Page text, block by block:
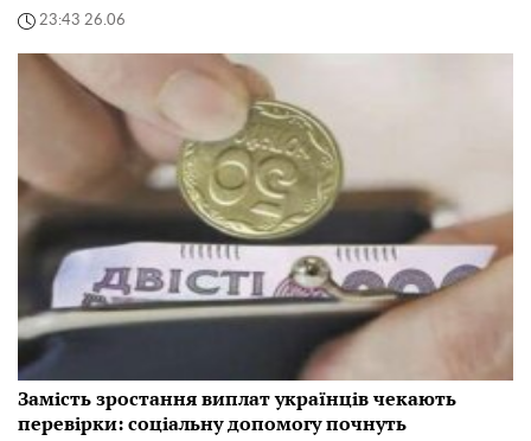
23:43 26.06
Замість зростання виплат українців чекають
перевірки: соціальну допомогу почнуть